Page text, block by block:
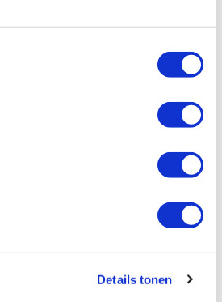
Details tonen
voor Shark Saw Japanse
timmermanszaag 300 mm
voor Shark Saw Japanse
380 mm